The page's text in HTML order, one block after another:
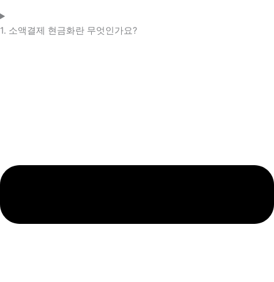
1. 소액결제 현금화란 무엇인가요?